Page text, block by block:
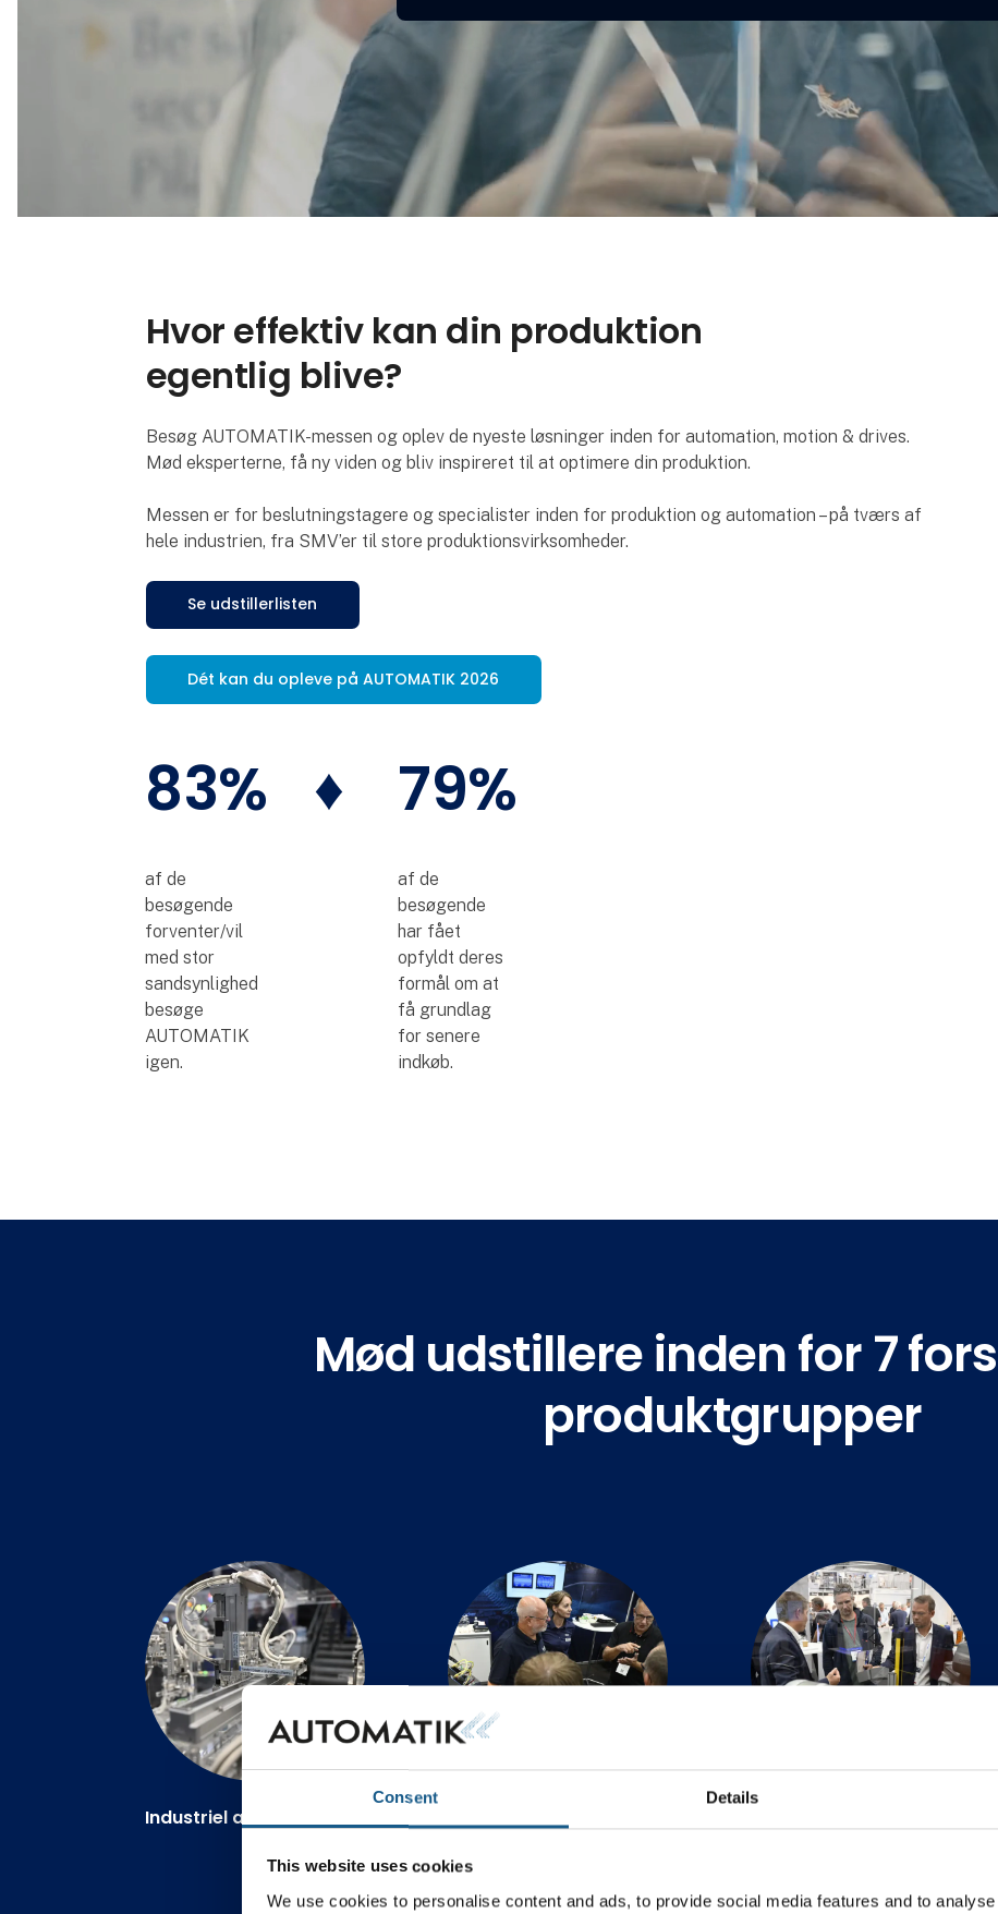
Consent Details
This website uses cookies
We use cookies to personalise content and ads, to provide social media features and to
Hvor effektiv kan din produktion
egentlig blive?
Besøg AUTOMATIK-messen og oplev de nyeste løsninger inden for automation, motion & drives.
Mød eksperterne, få ny viden og bliv inspireret til at optimere din produktion.
Messen er for beslutningstagere og specialister inden for produktion og automation – på tværs af
hele industrien, fra SMV’er til store produktionsvirksomheder.
Se udstillerlisten
Dét kan du opleve på AUTOMATIK 2026
83%
af de
besøgende
forventer/vil
med stor
sandsynlighed
besøge
AUTOMATIK
igen.
♦ 79%
af de
besøgende
har fået
opfyldt deres
formål om at
få grundlag
for senere
indkøb.
Mød udstillere inden for 7
produktgrupper
Industriel automation